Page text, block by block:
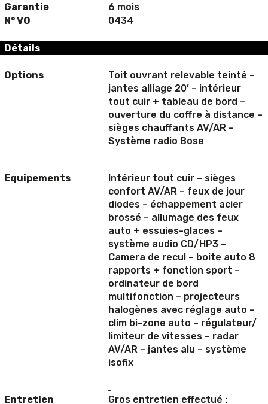
Garantie
6 mois
N° VO
0434
Détails
Options
Toit ouvrant relevable teinté –
jantes alliage 20’ – intérieur
tout cuir + tableau de bord –
ouverture du coffre à distance –
sièges chauffants AV/AR –
Système radio Bose
Equipements
Intérieur tout cuir – sièges
confort AV/AR – feux de jour
diodes – échappement acier
brossé – allumage des feux
auto + essuies-glaces –
système audio CD/HP3 –
Camera de recul – boite auto 8
rapports + fonction sport –
ordinateur de bord
multifonction – projecteurs
halogènes avec réglage auto –
clim bi-zone auto – régulateur/
limiteur de vitesses – radar
AV/AR – jantes alu – système
isofix
Entretien Gros entretien effectué :